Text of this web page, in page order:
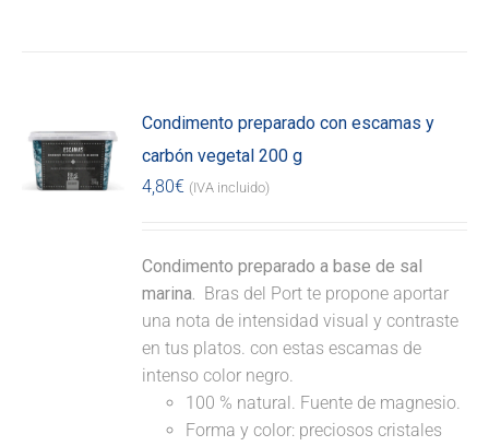
Condimento preparado con escamas y
carbón vegetal 200 g
4,80€ (IVA incluido)
Condimento preparado a base de sal
marina. Bras del Port te propone aportar
una nota de intensidad visual y contraste
en tus platos. con estas escamas de
intenso color negro.
100 % natural. Fuente de magnesio.
Forma y color: preciosos cristales